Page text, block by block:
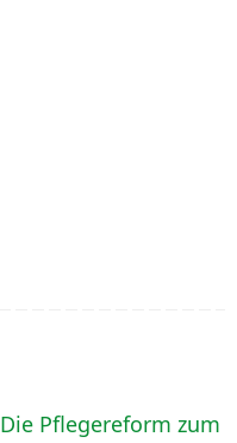
Die Pflegereform zum